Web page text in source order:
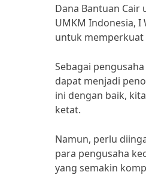
Dana Bantuan Cair
UMKM Indonesia,
untuk memperkuat
Sebagai
dapat menjadi
ini dengan baik,
ketat.
Namun, perlu
para pengusaha
yang semakin